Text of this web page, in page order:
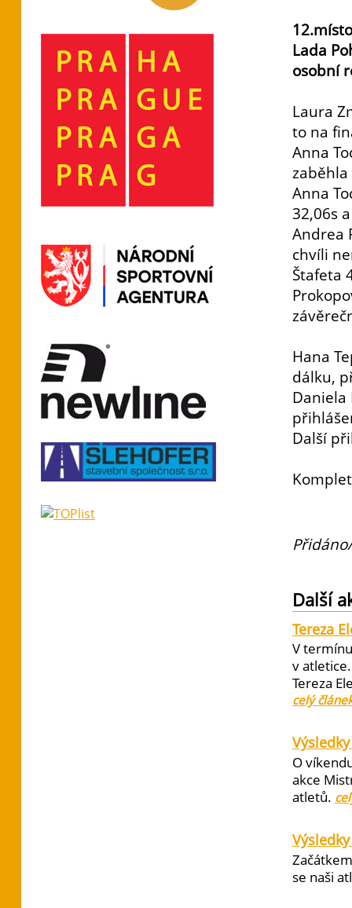
Lada
osobní
Laura
to na
Anna
zaběhla
Anna
32,06s
Andrea
chvíli
Štafeta
Hana
dálku,
Další
Další
Tereza
V
v
Tereza
celý
O
akce
atletů.
se naši